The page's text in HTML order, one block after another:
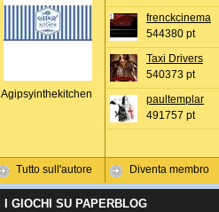
Agipsyinthekitchen
Tutto sull'autore
frenckcinema
544380 pt
Taxi Drivers
540373 pt
paultemplar
491757 pt
Diventa membro
I GIOCHI SU PAPERBLOG